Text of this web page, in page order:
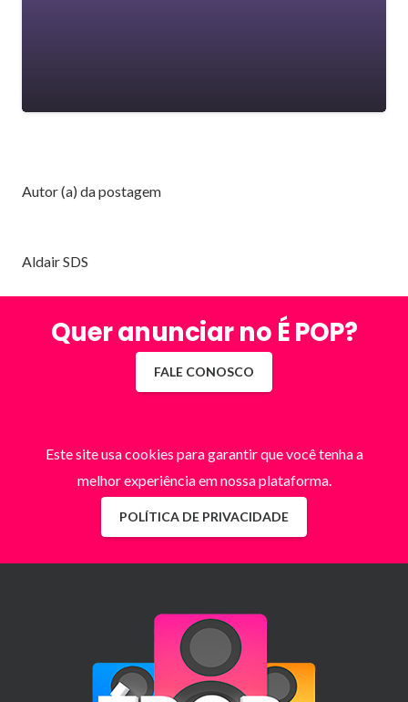
Autor (a) da postagem
Aldair SDS
Quer anunciar no É POP?
FALE CONOSCO
Este site usa cookies para garantir que você tenha a
melhor experiência em nossa plataforma.
POLÍTICA DE PRIVACIDADE